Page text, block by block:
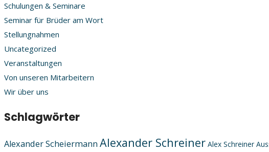
Schulungen & Seminare
Seminar für Brüder am Wort
Stellungnahmen
Uncategorized
Veranstaltungen
Von unseren Mitarbeitern
Wir über uns
Schlagwörter
Alexander ScheiermannAlexander Schreiner Alex Schreiner